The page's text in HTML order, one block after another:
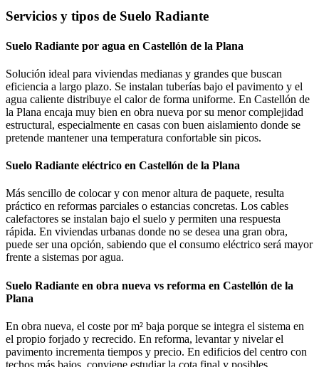
Servicios y tipos de Suelo Radiante
Suelo Radiante por agua en Castellón de la Plana
Solución ideal para viviendas medianas y grandes que buscan
eficiencia a largo plazo. Se instalan tuberías bajo el pavimento y el
agua caliente distribuye el calor de forma uniforme. En Castellón de
la Plana encaja muy bien en obra nueva por su menor complejidad
estructural, especialmente en casas con buen aislamiento donde se
pretende mantener una temperatura confortable sin picos.
Suelo Radiante eléctrico en Castellón de la Plana
Más sencillo de colocar y con menor altura de paquete, resulta
práctico en reformas parciales o estancias concretas. Los cables
calefactores se instalan bajo el suelo y permiten una respuesta
rápida. En viviendas urbanas donde no se desea una gran obra,
puede ser una opción, sabiendo que el consumo eléctrico será mayor
frente a sistemas por agua.
Suelo Radiante en obra nueva vs reforma en Castellón de la
Plana
En obra nueva, el coste por m² baja porque se integra el sistema en
el propio forjado y recrecido. En reforma, levantar y nivelar el
pavimento incrementa tiempos y precio. En edificios del centro con
techos más bajos, conviene estudiar la cota final y posibles